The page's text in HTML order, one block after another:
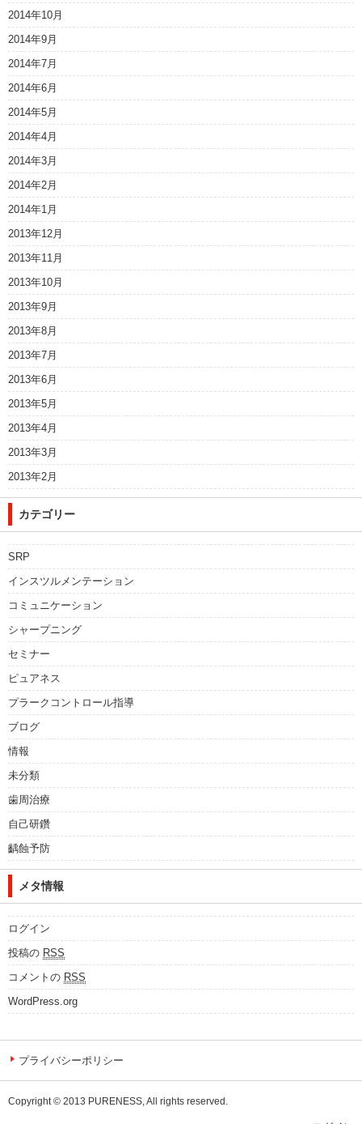
2014年10月
2014年9月
2014年7月
2014年6月
2014年5月
2014年4月
2014年3月
2014年2月
2014年1月
2013年12月
2013年11月
2013年10月
2013年9月
2013年8月
2013年7月
2013年6月
2013年5月
2013年4月
2013年3月
2013年2月
カテゴリー
SRP
インスツルメンテーション
コミュニケーション
シャープニング
セミナー
ピュアネス
プラークコントロール指導
ブログ
情報
未分類
歯周治療
自己研鑽
齲蝕予防
メタ情報
ログイン
投稿の RSS
コメントの RSS
WordPress.org
プライバシーポリシー
Copyright © 2013 PURENESS, All rights reserved.